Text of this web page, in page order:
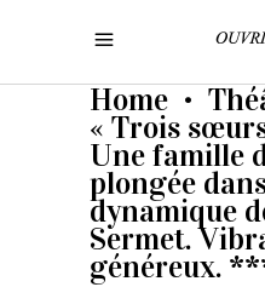
Home •
« Trois
Une famille
plongée
dynamique
Sermet.
généreux.